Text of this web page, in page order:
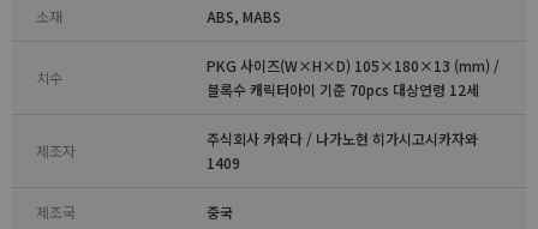
소재 ABS, MABS
치수
PKG 사이즈(W×H×D) 105×180×13 (mm) /
블록수 캐릭터아이 기준 70pcs 대상연령 12세
제조자
주식회사 카와다 / 나가노현 히가시고시카자와
1409
제조국 중국